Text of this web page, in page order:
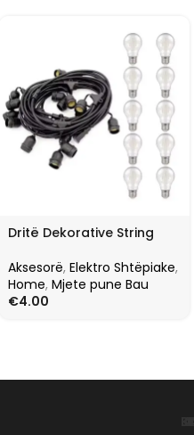
Dritë Dekorative String
Aksesorë, Elektro Shtëpiake,
Home, Mjete pune Bau
€4.00